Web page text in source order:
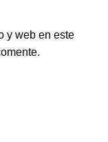
y web en este